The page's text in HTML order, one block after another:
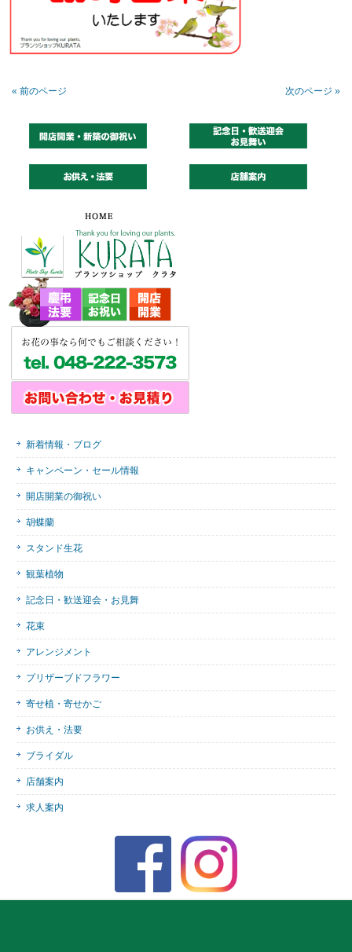
« 前のページ 次のページ »
新着情報・ブログ
キャンペーン・セール情報
開店開業の御祝い
胡蝶蘭
スタンド生花
観葉植物
記念日・歓送迎会・お見舞
花束
アレンジメント
プリザーブドフラワー
寄せ植・寄せかご
お供え・法要
ブライダル
店舗案内
求人案内